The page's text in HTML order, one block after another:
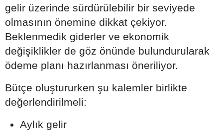
gelir üzerinde sürdürülebilir bir seviyede
olmasının önemine dikkat çekiyor.
Beklenmedik giderler ve ekonomik
değişiklikler de göz önünde bulundurularak
ödeme planı hazırlanması öneriliyor.
Bütçe oluştururken şu kalemler birlikte
değerlendirilmeli:
Aylık gelir